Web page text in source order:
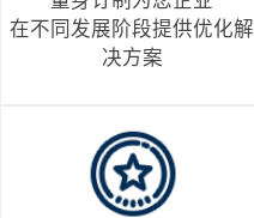
在不同发展阶段提供优化解
决方案